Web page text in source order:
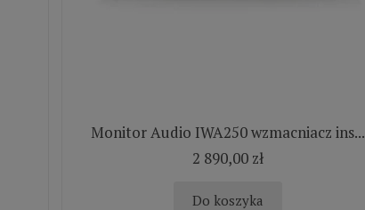
Monitor Audio IWA250 wzmacniacz ins...
2 890,00 zł
Do koszyka